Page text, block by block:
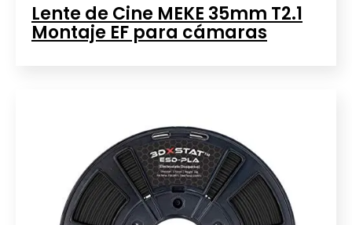
Lente de Cine MEKE 35mm T2.1
Montaje EF para cámaras